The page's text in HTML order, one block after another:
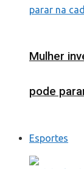
Mulher
pode
Esportes